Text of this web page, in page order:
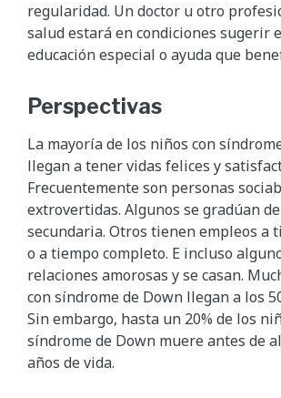
regularidad. Un doctor u otro
salud estará en condiciones sugerir
educación especial o ayuda que
Perspectivas
La mayoría de los niños con
llegan a tener vidas felices y
Frecuentemente son personas
extrovertidas. Algunos se gradúan
secundaria. Otros tienen empleos a
o a tiempo completo. E incluso
relaciones amorosas y se casan.
con síndrome de Down llegan a los
Sin embargo, hasta un 20% de los
síndrome de Down muere antes de
años de vida.